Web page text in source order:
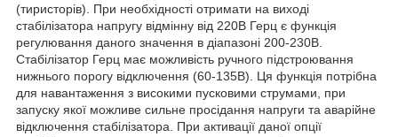
(тиристорів). При необхідності отримати на виході
стабілізатора напругу відмінну від 220В Герц є функція
регулювання даного значення в діапазоні 200-230В.
Стабілізатор Герц має можливість ручного підстроювання
нижнього порогу відключення (60-135В). Ця функція потрібна
для навантаження з високими пусковими струмами, при
запуску якої можливе сильне просідання напруги та аварійне
відключення стабілізатора. При активації даної опції